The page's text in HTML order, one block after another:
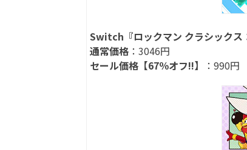
Switch『ロックマン クラシックス
通常価格 ：3046円
セール価格【67％オフ!!】
：990円